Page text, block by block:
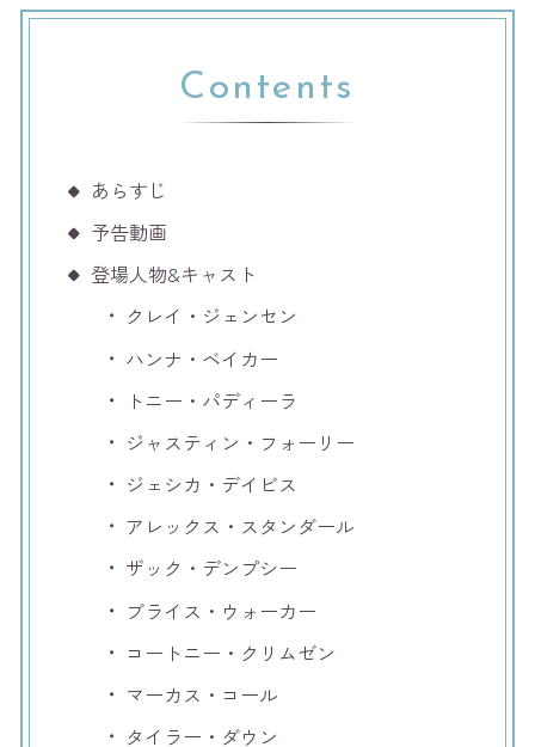
Contents
あらすじ
予告動画
登場人物&キャスト
クレイ・ジェンセン
ハンナ・ベイカー
トニー・パディーラ
ジャスティン・フォーリー
ジェシカ・デイビス
アレックス・スタンダール
ザック・デンプシー
ブライス・ウォーカー
コートニー・クリムゼン
マーカス・コール
タイラー・ダウン